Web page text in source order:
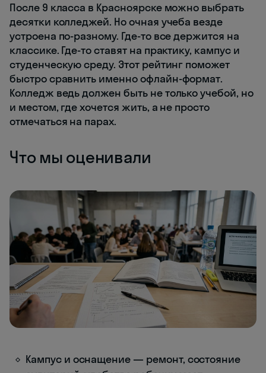
После 9 класса в Красноярске можно выбрать
десятки колледжей. Но очная учеба везде
устроена по-разному. Где-то все держится на
классике. Где-то ставят на практику, кампус и
студенческую среду. Этот рейтинг поможет
быстро сравнить именно офлайн-формат.
Колледж ведь должен быть не только учебой, но
и местом, где хочется жить, а не просто
отмечаться на парах.
Что мы оценивали
Кампус и оснащение — ремонт, состояние